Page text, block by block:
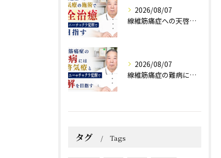
2026/08/07
線維筋痛症への天啓気療の施術で完全治癒クンダリニーチャクラ覚醒で目指す
2026/08/07
線維筋痛症の難病には天啓気療とクンダリニーやチャクラ覚醒で寛解を目指す
タグ Tags